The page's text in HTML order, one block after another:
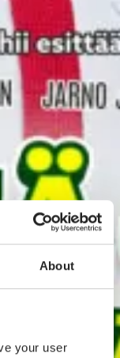
About
your user